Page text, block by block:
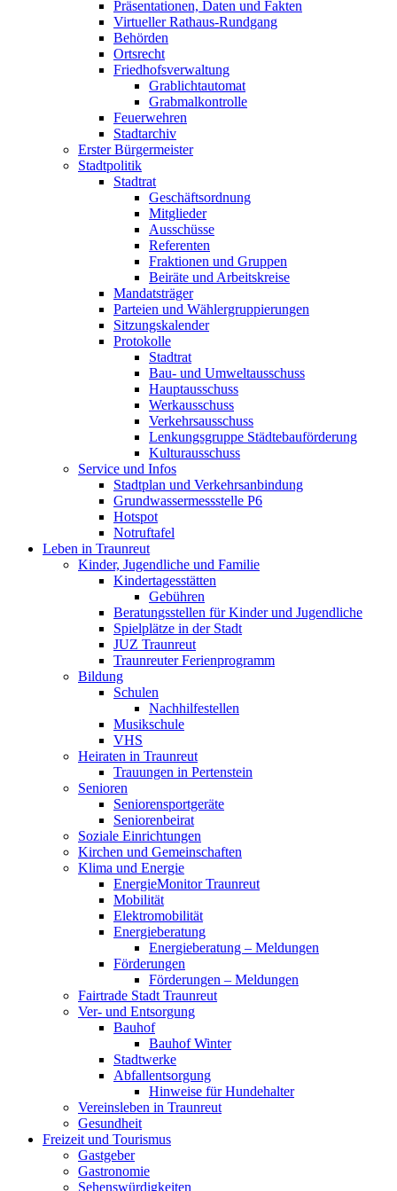
Präsentationen, Daten und Fakten
Virtueller Rathaus-Rundgang
Behörden
Ortsrecht
Friedhofsverwaltung
Grablichtautomat
Grabmalkontrolle
Feuerwehren
Stadtarchiv
Erster Bürgermeister
Stadtpolitik
Stadtrat
Geschäftsordnung
Mitglieder
Ausschüsse
Referenten
Fraktionen und Gruppen
Beiräte und Arbeitskreise
Mandatsträger
Parteien und Wählergruppierungen
Sitzungskalender
Protokolle
Stadtrat
Bau- und Umweltausschuss
Hauptausschuss
Werkausschuss
Verkehrsausschuss
Lenkungsgruppe Städtebauförderung
Kulturausschuss
Service und Infos
Stadtplan und Verkehrsanbindung
Grundwassermessstelle P6
Hotspot
Notruftafel
Leben in Traunreut
Kinder, Jugendliche und Familie
Kindertagesstätten
Gebühren
Beratungsstellen für Kinder und Jugendliche
Spielplätze in der Stadt
JUZ Traunreut
Traunreuter Ferienprogramm
Bildung
Schulen
Nachhilfestellen
Musikschule
VHS
Heiraten in Traunreut
Trauungen in Pertenstein
Senioren
Seniorensportgeräte
Seniorenbeirat
Soziale Einrichtungen
Kirchen und Gemeinschaften
Klima und Energie
EnergieMonitor Traunreut
Mobilität
Elektromobilität
Energieberatung
Energieberatung – Meldungen
Förderungen
Förderungen – Meldungen
Fairtrade Stadt Traunreut
Ver- und Entsorgung
Bauhof
Bauhof Winter
Stadtwerke
Abfallentsorgung
Hinweise für Hundehalter
Vereinsleben in Traunreut
Gesundheit
Freizeit und Tourismus
Gastgeber
Gastronomie
Sehenswürdigkeiten